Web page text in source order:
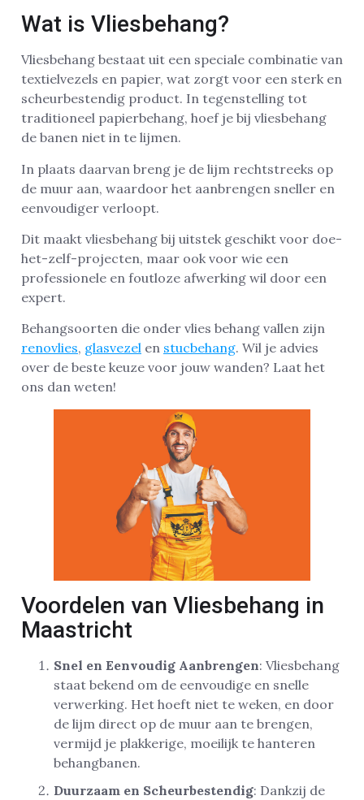
Wat is Vliesbehang?
Vliesbehang bestaat uit een speciale combinatie van
textielvezels en papier, wat zorgt voor een sterk en
scheurbestendig product. In tegenstelling tot
traditioneel papierbehang, hoef je bij vliesbehang
de banen niet in te lijmen.
In plaats daarvan breng je de lijm rechtstreeks op
de muur aan, waardoor het aanbrengen sneller en
eenvoudiger verloopt.
Dit maakt vliesbehang bij uitstek geschikt voor doe-
het-zelf-projecten, maar ook voor wie een
professionele en foutloze afwerking wil door een
expert.
Behangsoorten die onder vlies behang vallen zijn
renovlies, glasvezel en stucbehang. Wil je advies
over de beste keuze voor jouw wanden? Laat het
ons dan weten!
Voordelen van Vliesbehang in
Maastricht
Snel en Eenvoudig Aanbrengen: Vliesbehang
staat bekend om de eenvoudige en snelle
verwerking. Het hoeft niet te weken, en door
de lijm direct op de muur aan te brengen,
vermijd je plakkerige, moeilijk te hanteren
behangbanen.
Duurzaam en Scheurbestendig: Dankzij de